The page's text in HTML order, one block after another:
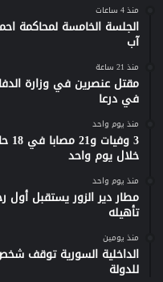
منذ 4 ساعات
آب
منذ 21 ساعة
مقتل عنصرين في وزارة
في درعا
منذ يوم واحد
3
خلال يوم واحد
منذ يوم واحد
مطار دير الزور يستقبل
تأهيله
منذ يومين
الداخلية السورية توقف
للدولة